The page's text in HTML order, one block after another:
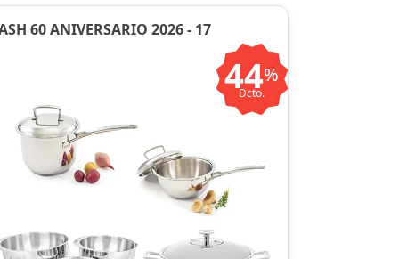
60 ANIVERSARIO 2026 - 17
44%
Dcto.